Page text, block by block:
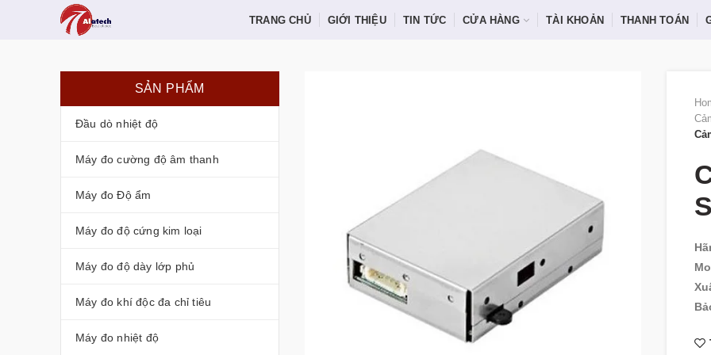
TRANG CHỦ GIỚI THIỆU TIN TỨC CỬA HÀNG TÀI KHOẢN THANH TOÁN
SẢN PHẨM
Đầu dò nhiệt độ
Máy đo cường độ âm thanh
Máy đo Độ ẩm
Máy đo độ cứng kim loại
Máy đo độ dày lớp phủ
Máy đo khí độc đa chỉ tiêu
Máy đo nhiệt độ